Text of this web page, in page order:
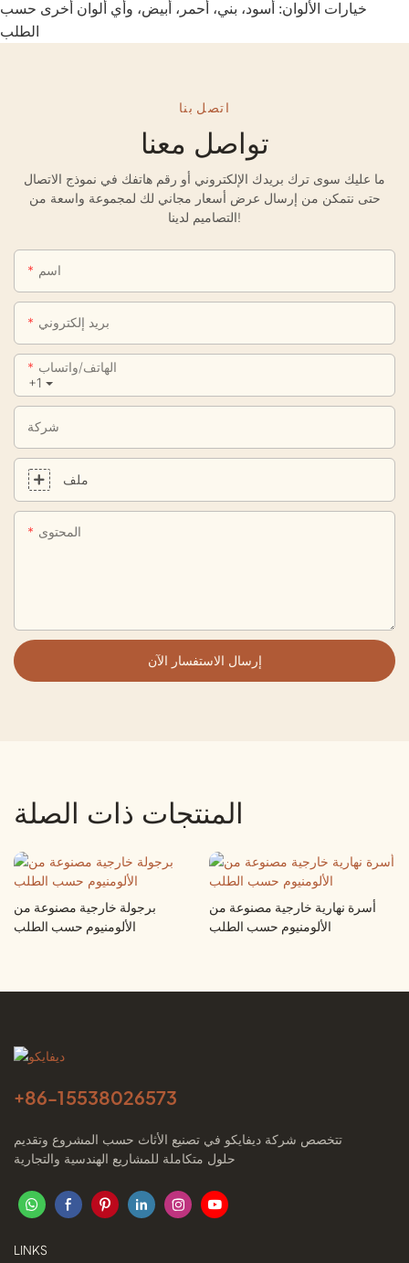
خيارات الألوان: أسود، بني، أحمر، أبيض، وأي ألوان أخرى حسب
الطلب
اتصل بنا
تواصل معنا
ما عليك سوى ترك بريدك الإلكتروني أو رقم هاتفك في نموذج الاتصال
حتى نتمكن من إرسال عرض أسعار مجاني لك لمجموعة واسعة من
التصاميم لدينا!
اسم
بريد إلكتروني
+1
الهاتف/واتساب
شركة
ملف
المحتوى
إرسال الاستفسار الآن
المنتجات ذات الصلة
برجولة خارجية مصنوعة من
الألومنيوم حسب الطلب
أسرة نهارية خارجية مصنوعة من
الألومنيوم حسب الطلب
+86-15538026573
تتخصص شركة ديفايكو في تصنيع الأثاث حسب المشروع وتقديم
حلول متكاملة للمشاريع الهندسية والتجارية
LINKS